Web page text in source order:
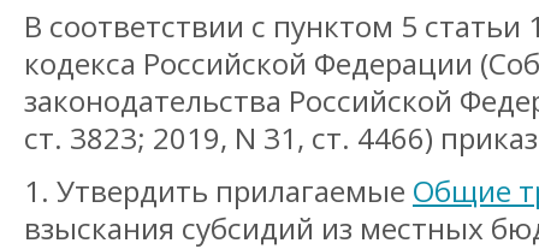
В соответствии с пунктом 5
кодекса Российской Федерации
законодательства Российской
ст. 3823; 2019, N 31, ст. 4466)
1. Утвердить прилагаемые Общие
взыскания субсидий из местных